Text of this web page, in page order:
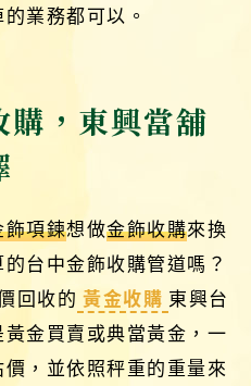
業務都可以。
，東興當舖
飾項鍊想做金飾收購來換
台中金飾收購管道嗎？
回收的 黃金收購 東興台
金買賣或典當黃金，一
，並依照秤重的重量來